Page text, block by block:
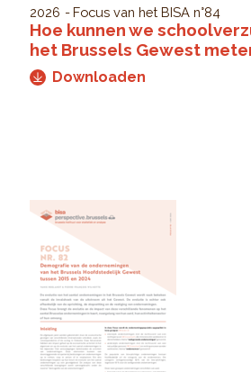
2026 Focus van het BISA n°84
Hoe kunnen we
het Brussels Gewest
Downloaden